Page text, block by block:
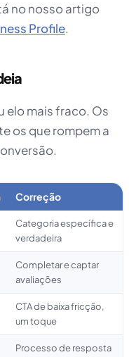
no nosso artigo
Profile.
elo mais fraco. Os
os que rompem a
Correção
Categoria específica e
verdadeira
Completar e captar
avaliações
CTA de baixa fricção,
um toque
Processo de resposta